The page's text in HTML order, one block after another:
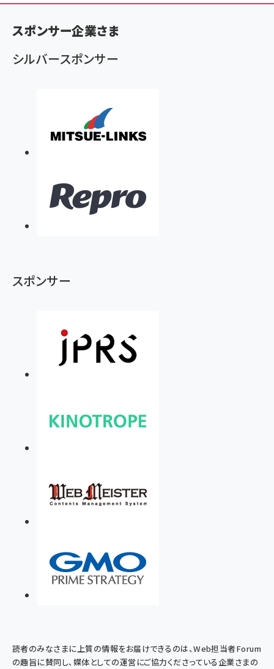
く
ず
スポンサー企業さま
シルバースポンサー
スポンサー
読者のみなさまに上質の情報をお届けできるのは、Web担当者Forum
の趣旨に賛同し、媒体としての運営にご協力くださっている企業さまの